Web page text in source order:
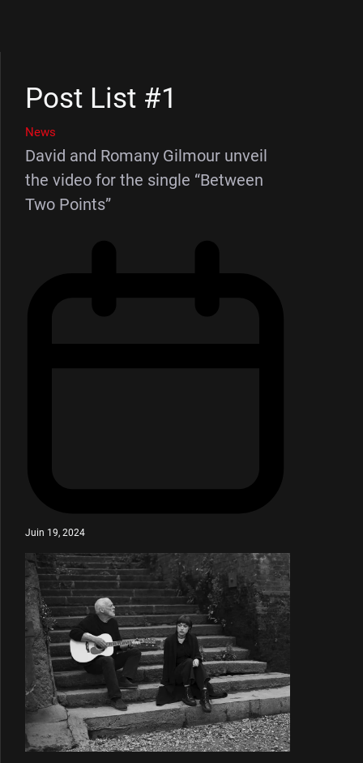
Post List #1
News
David and Romany Gilmour unveil
the video for the single “Between
Two Points”
Juin 19, 2024